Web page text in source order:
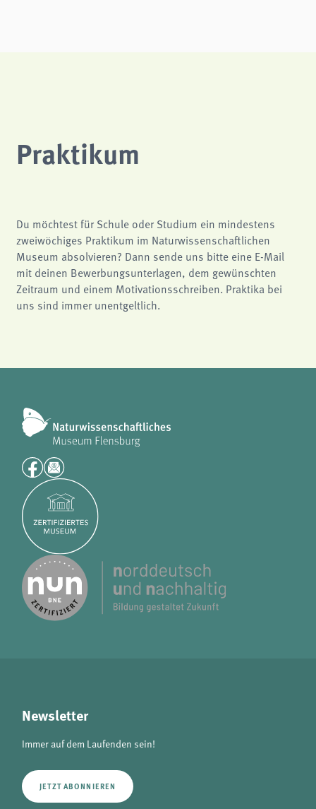
Praktikum
Du möchtest für Schule oder Studium ein mindestens
zweiwöchiges Praktikum im Naturwissenschaftlichen
Museum absolvieren? Dann sende uns bitte eine E-Mail
mit deinen Bewerbungsunterlagen, dem gewünschten
Zeitraum und einem Motivationsschreiben. Praktika bei
uns sind immer unentgeltlich.
Newsletter
Immer auf dem Laufenden sein!
JETZT ABONNIEREN